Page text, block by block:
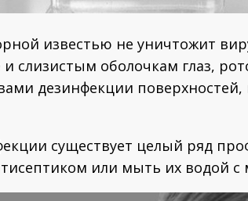
известью не уничтожит
слизистым оболочкам глаз,
дезинфекции
существует целый ряд
или мыть их водой